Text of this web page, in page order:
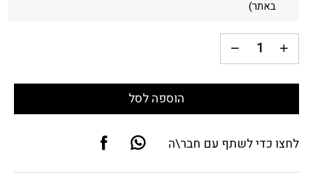
באתר)
הוספה לסל
לחצו כדי לשתף עם חבר\ה